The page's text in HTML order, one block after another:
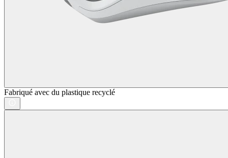
Fabriqué avec du plastique recyclé